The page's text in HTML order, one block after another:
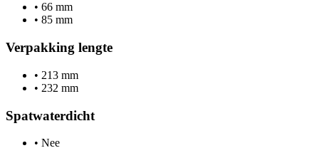
• 66 mm
• 85 mm
Verpakking lengte
• 213 mm
• 232 mm
Spatwaterdicht
• Nee